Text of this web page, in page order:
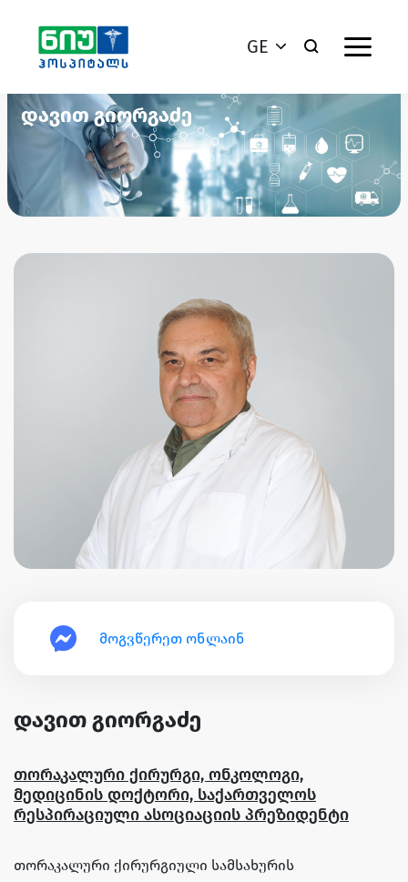
GE
დავით გიორგაძე
მოგვწერეთ ონლაინ
დავით გიორგაძე
თორაკალური ქირურგი, ონკოლოგი,
მედიცინის დოქტორი, საქართველოს
რესპირაციული ასოციაციის პრეზიდენტი
თორაკალური ქირურგიული სამსახურის